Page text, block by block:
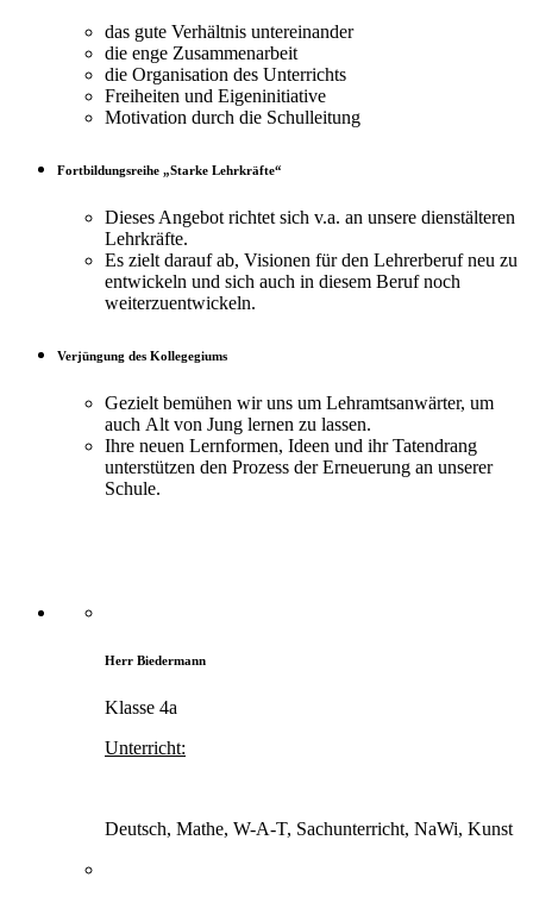
das gute Verhältnis untereinander
die enge Zusammenarbeit
die Organisation des Unterrichts
Freiheiten und Eigeninitiative
Motivation durch die Schulleitung
Fortbildungsreihe „Starke Lehrkräfte“
Dieses Angebot richtet sich v.a. an unsere dienstälteren
Lehrkräfte.
Es zielt darauf ab, Visionen für den Lehrerberuf neu zu
entwickeln und sich auch in diesem Beruf noch
weiterzuentwickeln.
Verjüngung des Kollegegiums
Gezielt bemühen wir uns um Lehramtsanwärter, um
auch Alt von Jung lernen zu lassen.
Ihre neuen Lernformen, Ideen und ihr Tatendrang
unterstützen den Prozess der Erneuerung an unserer
Schule.
Herr Biedermann
Klasse 4a
Unterricht:
Deutsch, Mathe, W-A-T, Sachunterricht, NaWi, Kunst